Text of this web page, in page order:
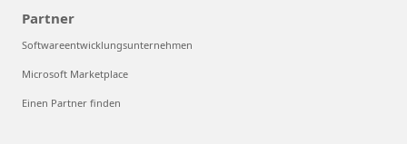
Partner
Softwareentwicklungsunternehmen
Microsoft Marketplace
Einen Partner finden